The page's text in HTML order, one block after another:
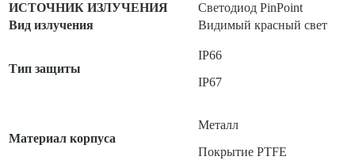
ИСТОЧНИК ИЗЛУЧЕНИЯ
Светодиод PinPoint
Вид излучения
Видимый красный свет
Тип защиты
IP66
IP67
Материал корпуса
Металл
Покрытие PTFE